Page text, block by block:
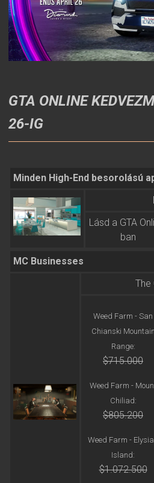
GTA ONLINE
26-IG
Minden High-End besorolású
Lásd a GTA
ban
MC Businesses
The
Weed Farm - San
Chianski Mountain
Range:
$715.000
Weed Farm -
Chiliad:
$805.200
Weed Farm -
Island:
$1.072.500